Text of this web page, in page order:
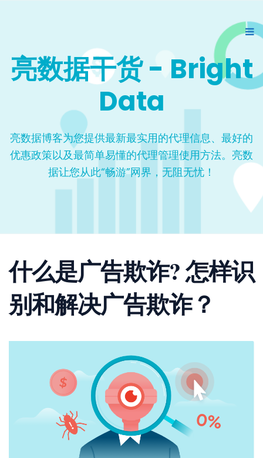
亮数据干货 - Bright
Data
亮数据博客为您提供最新最实用的代理信息、最好的
优惠政策以及最简单易懂的代理管理使用方法。亮数
据让您从此“畅游”网界，无阻无忧！
什么是广告欺诈? 怎样识
别和解决广告欺诈？